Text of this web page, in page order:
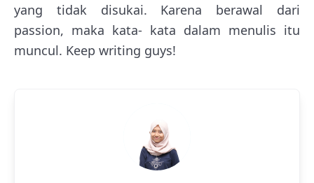
yang tidak disukai. Karena berawal dari
passion, maka kata- kata dalam menulis itu
muncul. Keep writing guys!